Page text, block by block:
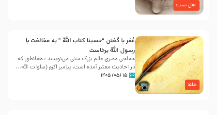
اهل سنت
خلفا
عُمَر با گفتن “حسبنا كتاب اللّه ” به مخالفت با
رسول اللّه برخاست
خفاجی مصری عالم بزرگ سنی می‌نویسد : همانطور که
در احادیث معتبر آمده است، پیامبر اکرم (صلوات اللّه...
۱۵ /۰۵/ ۱۴۰۵